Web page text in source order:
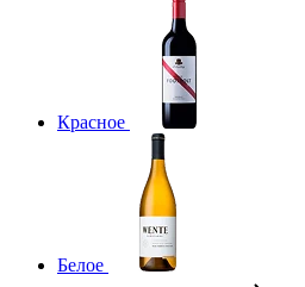
Красное
Белое